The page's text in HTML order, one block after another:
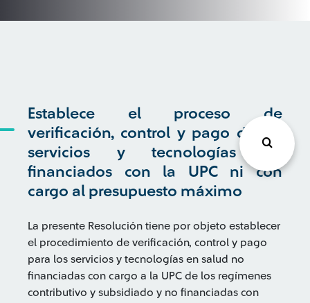
Establece el proceso de
verificación, control y pago de los
servicios y tecnologías no
financiados con la UPC ni con
cargo al presupuesto máximo
La presente Resolución tiene por objeto establecer
el procedimiento de verificación, control y pago
para los servicios y tecnologías en salud no
financiadas con cargo a la UPC de los regímenes
contributivo y subsidiado y no financiadas con